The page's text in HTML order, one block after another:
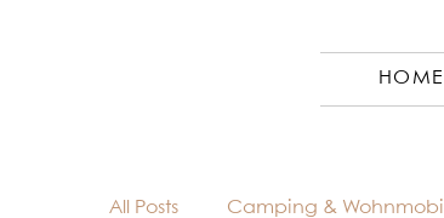
HOME
All Posts Camping & Wohnmobil